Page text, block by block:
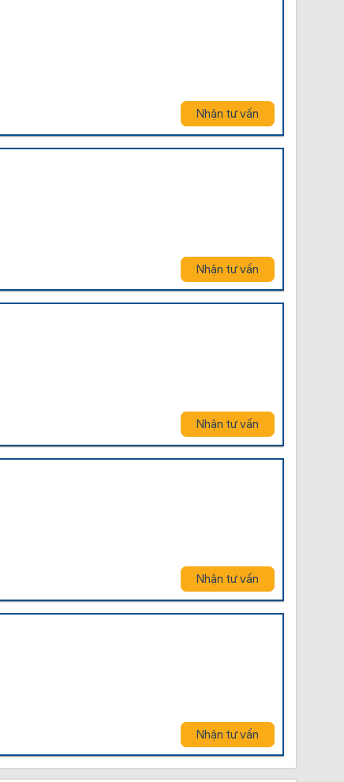
Nhận tư vấn
Nhận tư vấn
Nhận tư vấn
Nhận tư vấn
Nhận tư vấn